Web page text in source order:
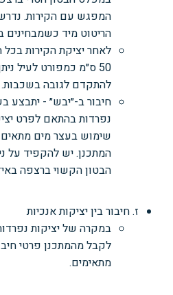
המפגש עם הקירות.
הריטוט מיד כשמבחינים
50 ס״מ כמפורט לעיל
להתקדם לגובה בשכבות.
חיבור ב-״יבש״ - יתבצע
נפרדות בהתאם לפרט
שימוש בעצר מים
המתכנן. יש להקפיד על
הבטון הקשוי ברצפה
ז. חיבור בין יציקות אנכיות
במקרה של יציקות
לקבל מהמתכנן פרטי
מתאימים.